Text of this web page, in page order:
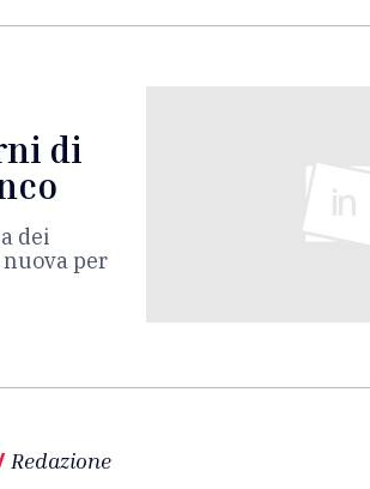
di
dei
per
Redazione